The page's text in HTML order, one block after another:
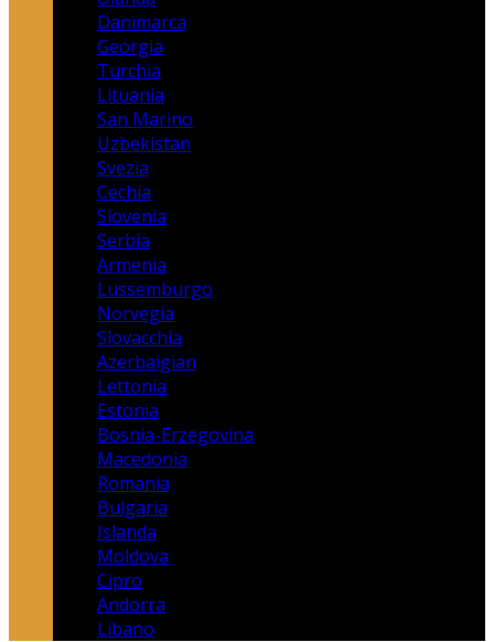
Danimarca
Georgia
Turchia
Lituania
San Marino
Uzbekistan
Svezia
Cechia
Slovenia
Serbia
Armenia
Lussemburgo
Norvegia
Slovacchia
Azerbaigian
Lettonia
Estonia
Bosnia-Erzegovina
Macedonia
Romania
Bulgaria
Islanda
Moldova
Cipro
Andorra
Libano